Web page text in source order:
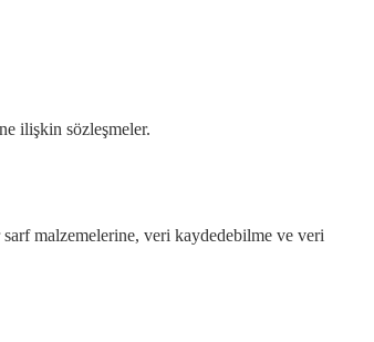
ilişkin sözleşmeler.
malzemelerine, veri kaydedebilme ve veri